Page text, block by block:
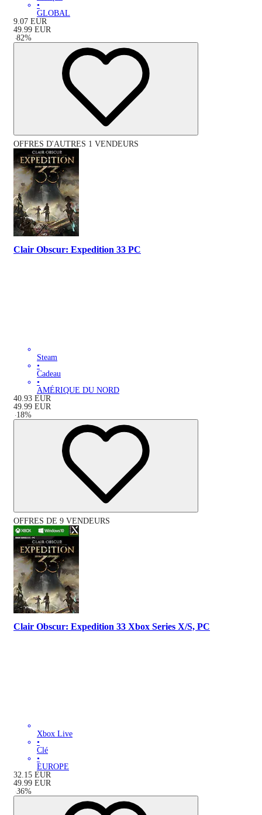
•
GLOBAL
9.07 EUR
49.99 EUR
-82%
OFFRES D'AUTRES 1 VENDEURS
Clair Obscur: Expedition 33 PC
Steam
•
Cadeau
•
AMÉRIQUE DU NORD
40.93 EUR
49.99 EUR
-18%
OFFRES DE 9 VENDEURS
Clair Obscur: Expedition 33 Xbox Series X/S, PC
Xbox Live
•
Clé
•
EUROPE
32.15 EUR
49.99 EUR
-36%